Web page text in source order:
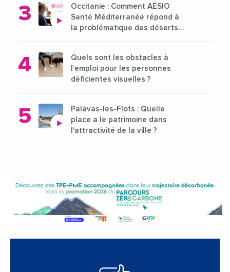
Occitanie : Comment AÉSIO
Santé Méditerranée répond à
la problématique des déserts
Quels sont les obstacles à
l’emploi pour les personnes
déficientes visuelles ?
Palavas-les-Flots : Quelle
place a le patrimoine dans
l'attractivité de la ville ?